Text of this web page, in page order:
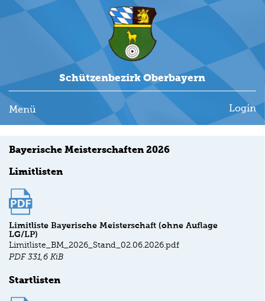
Schützenbezirk Oberbayern
Menü Login
Bayerische Meisterschaften 2026
Limitlisten
Limitliste Bayerische Meisterschaft (ohne Auflage
LG/LP)
Limitliste_BM_2026_Stand_02.06.2026.pdf
PDF 331,6 KiB
Startlisten